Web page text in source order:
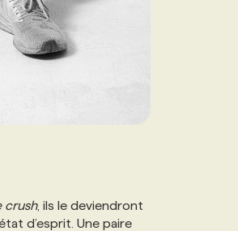
crush, ils le deviendront
d’esprit. Une paire